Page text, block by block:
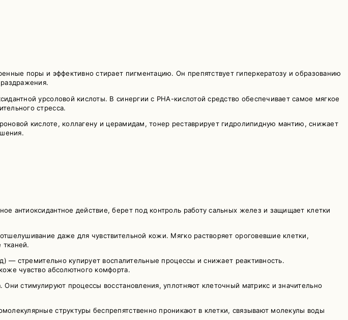
поры и эффективно стирает пигментацию. Он препятствует гиперкератозу и образованию
урсоловой кислоты. В синергии с PHA-кислотой средство обеспечивает самое мягкое
стресса.
кислоте, коллагену и церамидам, тонер реставрирует гидролипидную мантию, снижает
антиоксидантное действие, берет под контроль работу сальных желез и защищает клетки
даже для чувствительной кожи. Мягко растворяет ороговевшие клетки,
тканей.
— стремительно купирует воспалительные процессы и снижает реактивность.
чувство абсолютного комфорта.
стимулируют процессы восстановления, уплотняют клеточный матрикс и значительно
структуры беспрепятственно проникают в клетки, связывают молекулы воды